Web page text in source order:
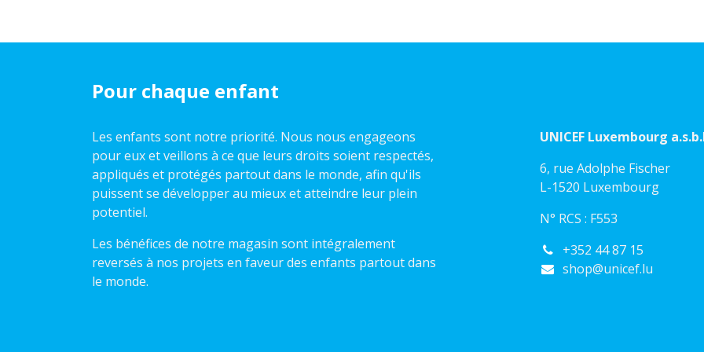
Pour chaque enfant
Les enfants sont notre priorité. Nous nous engageons
pour eux et veillons à ce que leurs droits soient respectés,
appliqués et protégés partout dans le monde, afin qu'ils
puissent se développer au mieux et atteindre leur plein
potentiel.
Les bénéfices de notre magasin sont intégralement
reversés à nos projets en faveur des enfants partout dans
le monde.
UNICEF Luxembourg
6, rue Adolphe Fischer
L-1520 Luxembourg
N° RCS : F553
+352 44 87 15
shop@unicef.lu